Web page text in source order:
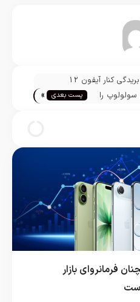
یک راز مهم: بریدگی کنار آیفون 12
را
پست بعدی »
همچنان فرمانروای بازار